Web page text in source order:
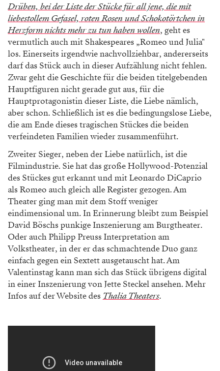
Drüben, bei der Liste der Stücke für all jene, die mit
liebestollem Gefasel, roten Rosen und Schokotörtchen in
Herzform nichts mehr zu tun haben wollen, geht es
vermutlich auch mit Shakespeares „Romeo und Julia"
los. Einerseits irgendwie nachvollziehbar, andererseits
darf das Stück auch in dieser Aufzählung nicht fehlen.
Zwar geht die Geschichte für die beiden titelgebenden
Hauptfiguren nicht gerade gut aus, für die
Hauptprotagonistin dieser Liste, die Liebe nämlich,
aber schon. Schließlich ist es die bedingungslose Liebe,
die am Ende dieses tragischen Stückes die beiden
verfeindeten Familien wieder zusammenführt.
WERBUNG